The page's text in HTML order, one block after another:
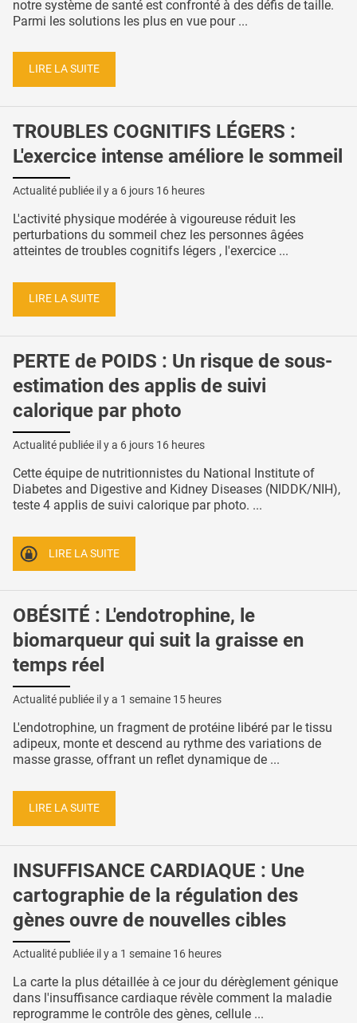
notre système de santé est confronté à des défis de taille.
Parmi les solutions les plus en vue pour ...
LIRE LA SUITE
TROUBLES COGNITIFS LÉGERS :
L'exercice intense améliore le sommeil
Actualité publiée il y a 6 jours 16 heures
L'activité physique modérée à vigoureuse réduit les
perturbations du sommeil chez les personnes âgées
atteintes de troubles cognitifs légers , l'exercice ...
LIRE LA SUITE
PERTE de POIDS : Un risque de sous-
estimation des applis de suivi
calorique par photo
Actualité publiée il y a 6 jours 16 heures
Cette équipe de nutritionnistes du National Institute of
Diabetes and Digestive and Kidney Diseases (NIDDK/NIH),
teste 4 applis de suivi calorique par photo. ...
LIRE LA SUITE
OBÉSITÉ : L'endotrophine, le
biomarqueur qui suit la graisse en
temps réel
Actualité publiée il y a 1 semaine 15 heures
L'endotrophine, un fragment de protéine libéré par le tissu
adipeux, monte et descend au rythme des variations de
masse grasse, offrant un reflet dynamique de ...
LIRE LA SUITE
INSUFFISANCE CARDIAQUE : Une
cartographie de la régulation des
gènes ouvre de nouvelles cibles
Actualité publiée il y a 1 semaine 16 heures
La carte la plus détaillée à ce jour du dérèglement génique
dans l'insuffisance cardiaque révèle comment la maladie
reprogramme le contrôle des gènes, cellule ...